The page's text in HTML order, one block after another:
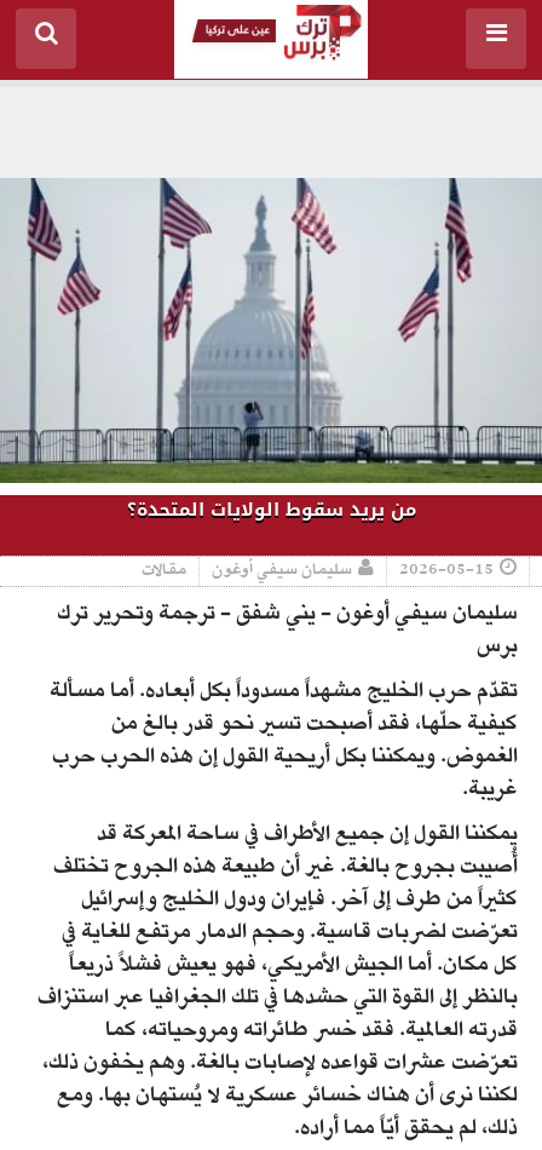
من يريد سقوط الولايات المتحدة؟
2026-05-15 سليمان سيفي أوغون مقالات
سليمان سيفي أوغون - يني شفق - ترجمة وتحرير ترك
برس
تقدّم حرب الخليج مشهداً مسدوداً بكل أبعاده. أما مسألة
كيفية حلّها، فقد أصبحت تسير نحو قدر بالغ من
الغموض. ويمكننا بكل أريحية القول إن هذه الحرب حرب
غريبة.
يمكننا القول إن جميع الأطراف في ساحة المعركة قد
أُصيبت بجروح بالغة. غير أن طبيعة هذه الجروح تختلف
كثيراً من طرف إلى آخر. فإيران ودول الخليج وإسرائيل
تعرّضت لضربات قاسية. وحجم الدمار مرتفع للغاية في
كل مكان. أما الجيش الأمريكي، فهو يعيش فشلاً ذريعاً
بالنظر إلى القوة التي حشدها في تلك الجغرافيا عبر استنزاف
قدرته العالمية. فقد خسر طائراته ومروحياته، كما
تعرّضت عشرات قواعده لإصابات بالغة. وهم يخفون ذلك،
لكننا نرى أن هناك خسائر عسكرية لا يُستهان بها. ومع
ذلك، لم يحقق أيّاً مما أراده.